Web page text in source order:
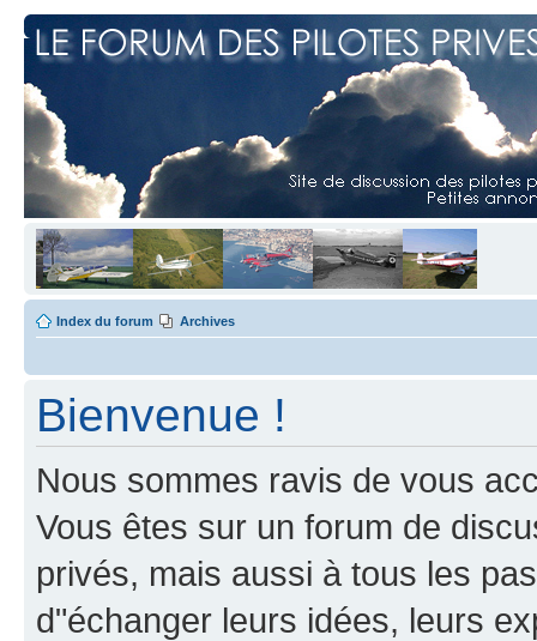
Index du forum Archives
Bienvenue !
Nous sommes ravis de vous
Vous êtes sur un forum de
privés, mais aussi à tous les
d"échanger leurs idées, leurs